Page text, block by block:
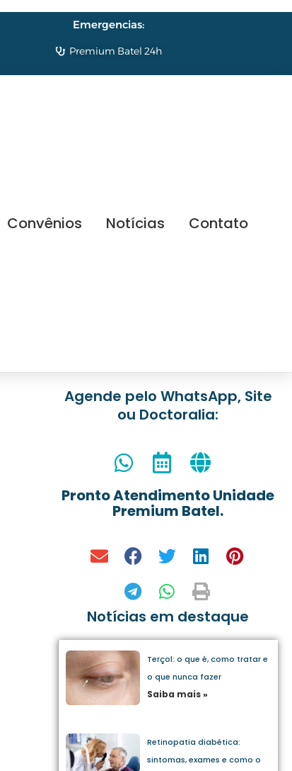
Emergencias:
Premium Batel 24h
Convênios Notícias Contato
Agende pelo WhatsApp, Site
ou Doctoralia:
Pronto Atendimento Unidade
Premium Batel.
Notícias em destaque
Terçol: o que é, como tratar e
o que nunca fazer
Saiba mais »
Retinopatia diabética:
sintomas, exames e como o